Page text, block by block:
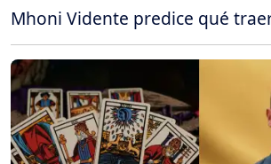
Mhoni Vidente predice qué